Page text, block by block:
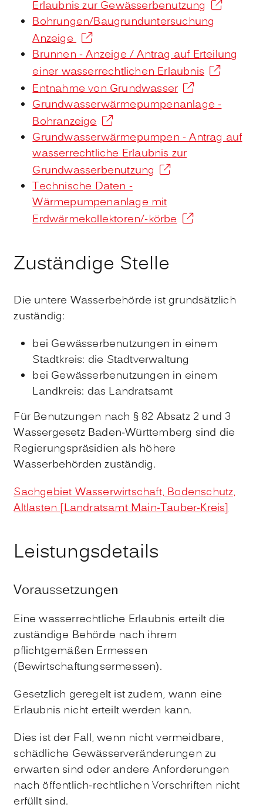
Erlaubnis zur Gewässerbenutzung
Bohrungen/Baugrunduntersuchung
Anzeige
Brunnen - Anzeige / Antrag auf Erteilung
einer wasserrechtlichen Erlaubnis
Entnahme von Grundwasser
Grundwasserwärmepumpenanlage -
Bohranzeige
Grundwasserwärmepumpen - Antrag auf
wasserrechtliche Erlaubnis zur
Grundwasserbenutzung
Technische Daten -
Wärmepumpenanlage mit
Erdwärmekollektoren/-körbe
Zuständige Stelle
Die untere Wasserbehörde ist grundsätzlich
zuständig:
bei Gewässerbenutzungen in einem
Stadtkreis: die Stadtverwaltung
bei Gewässerbenutzungen in einem
Landkreis: das Landratsamt
Für Benutzungen nach § 82 Absatz 2 und 3
Wassergesetz Baden-Württemberg sind die
Regierungspräsidien als höhere
Wasserbehörden zuständig.
Sachgebiet Wasserwirtschaft, Bodenschutz,
Altlasten [Landratsamt Main-Tauber-Kreis]
Leistungsdetails
Voraussetzungen
Eine wasserrechtliche Erlaubnis erteilt die
zuständige Behörde nach ihrem
pflichtgemäßen Ermessen
(Bewirtschaftungsermessen).
Gesetzlich geregelt ist zudem, wann eine
Erlaubnis nicht erteilt werden kann.
Dies ist der Fall, wenn nicht vermeidbare,
schädliche Gewässerveränderungen zu
erwarten sind oder andere Anforderungen
nach öffentlich-rechtlichen Vorschriften nicht
erfüllt sind.